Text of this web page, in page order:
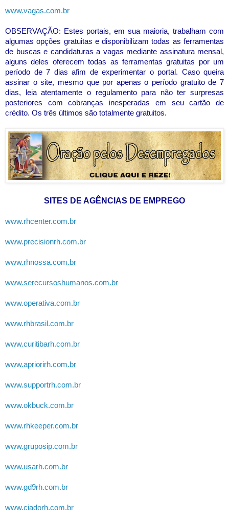
www.vagas.com.br
OBSERVAÇÃO: Estes portais, em sua maioria, trabalham com
algumas opções gratuitas e disponibilizam todas as ferramentas
de buscas e candidaturas a vagas mediante assinatura mensal,
alguns deles oferecem todas as ferramentas gratuitas por um
período de 7 dias afim de experimentar o portal. Caso queira
assinar o site, mesmo que por apenas o período gratuito de 7
dias, leia atentamente o regulamento para não ter surpresas
posteriores com cobranças inesperadas em seu cartão de
crédito. Os três últimos são totalmente gratuitos.
SITES DE AGÊNCIAS DE EMPREGO
www.rhcenter.com.br
www.precisionrh.com.br
www.rhnossa.com.br
www.serecursoshumanos.com.br
www.operativa.com.br
www.rhbrasil.com.br
www.curitibarh.com.br
www.apriorirh.com.br
www.supportrh.com.br
www.okbuck.com.br
www.rhkeeper.com.br
www.gruposip.com.br
www.usarh.com.br
www.gd9rh.com.br
www.ciadorh.com.br